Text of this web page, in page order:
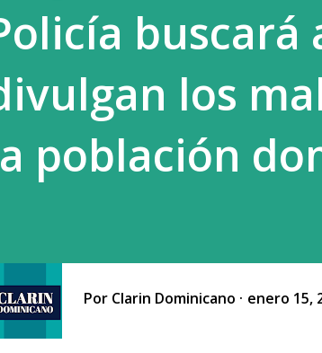
buscará
los
población
Por Clarin Dominicano enero 15,